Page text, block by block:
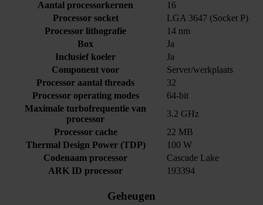
Aantal processorkernen
16
Processor socket
LGA 3647 (Socket P)
Processor lithografie
14 nm
Box
Ja
Inclusief koeler
Ja
Component voor
Server/werkplaats
Processor aantal threads
32
Processor operating modes
64-bit
Maximale turbofrequentie van
processor
3.2 GHz
Processor cache
22 MB
Thermal Design Power (TDP)
100 W
Codenaam processor
Cascade Lake
ARK ID processor
193394
Geheugen